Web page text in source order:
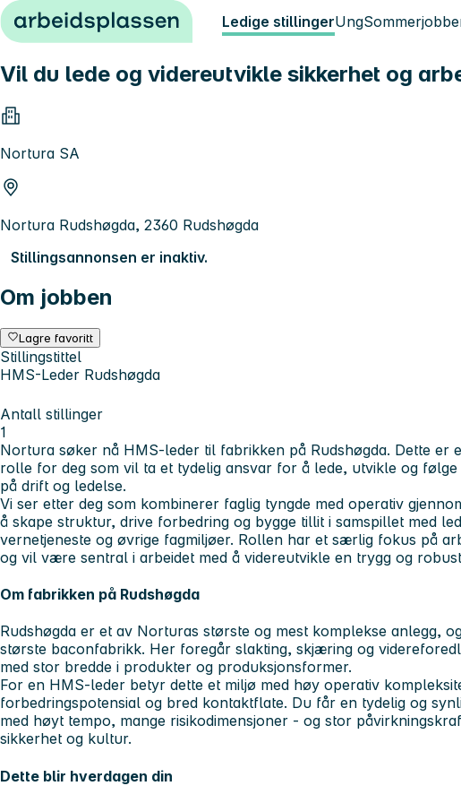
Hopp til innhold Ledige stillingerUng
Vil du lede og videreutvikle sikkerhet og
Nortura SA
Nortura Rudshøgda, 2360 Rudshøgda
Stillingsannonsen er inaktiv.
Om jobben
Lagre favoritt
Stillingstittel
HMS-Leder Rudshøgda
Antall stillinger
1
Nortura søker nå HMS-leder til fabrikken på Rudshøgda. Dette er
rolle for deg som vil ta et tydelig ansvar for å lede, utvikle og
på drift og ledelse.
Vi ser etter deg som kombinerer faglig tyngde med operativ
å skape struktur, drive forbedring og bygge tillit i samspillet med
vernetjeneste og øvrige fagmiljøer. Rollen har et særlig fokus på
og vil være sentral i arbeidet med å videreutvikle en trygg og
Om fabrikken på Rudshøgda
Rudshøgda er et av Norturas største og mest komplekse anlegg,
største baconfabrikk. Her foregår slakting, skjæring og
med stor bredde i produkter og produksjonsformer.
For en HMS-leder betyr dette et miljø med høy operativ
forbedringspotensial og bred kontaktflate. Du får en tydelig og
med høyt tempo, mange risikodimensjoner - og stor
sikkerhet og kultur.
Dette blir hverdagen din